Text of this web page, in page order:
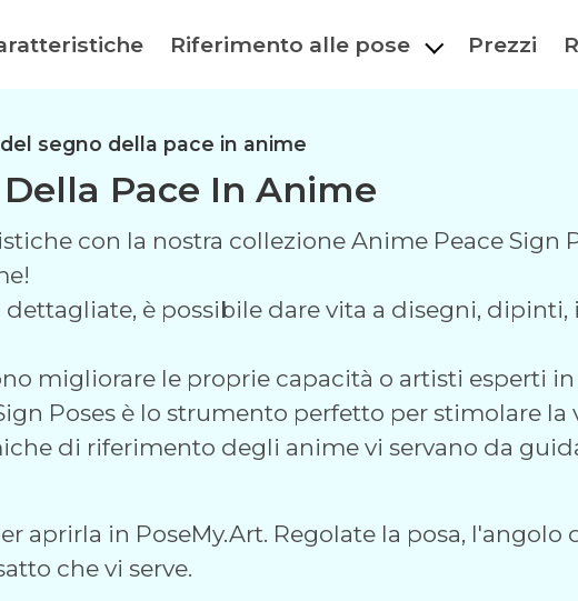
Riferimento alle pose Prezzi
segno della pace in anime
Pace In Anime
con la nostra collezione Anime Peace Sign
dettagliate, è possibile dare vita a disegni,
migliorare le proprie capacità o artisti esperti in
Poses è lo strumento perfetto per stimolare la
di riferimento degli anime vi servano da
aprirla in PoseMy.Art. Regolate la posa, l'angolo
che vi serve.